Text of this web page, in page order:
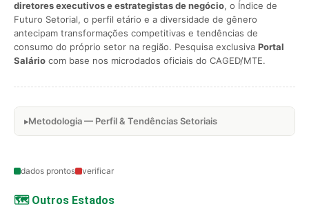
diretores executivos e estrategistas de negócio, o Índice de
Futuro Setorial, o perfil etário e a diversidade de gênero
antecipam transformações competitivas e tendências de
consumo do próprio setor na região. Pesquisa exclusiva Portal
Salário com base nos microdados oficiais do CAGED/MTE.
Metodologia — Perfil & Tendências Setoriais
dados prontos verificar
🗺️ Outros Estados